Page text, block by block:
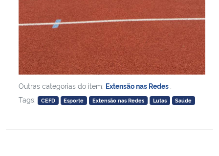
Secretaria de Governo
Gabinete de Segurança Institucional
Advocacia-Geral da União
Banco Central do Brasil
Outras categorias do item: Extensão nas Redes
Tags:
CEFD Esporte Extensão nas Redes Lutas Saúde